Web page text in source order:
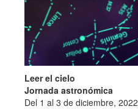
Leer el cielo
Jornada astronómica
Del 1 al 3 de diciembre, 2022